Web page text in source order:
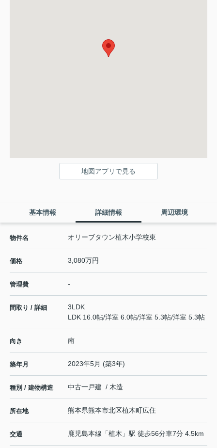
地図アプリで見る
基本情報 詳細情報 周辺環境
物件名 オリーブタウン植木小学校東
価格 3,080万円
管理費 -
間取り / 詳細
3LDK
LDK 16.0帖/洋室 6.0帖/洋室 5.3帖/洋室 5.3帖
向き 南
築年月 2023年5月 (築3年)
種別 / 建物構造 中古一戸建 / 木造
所在地 熊本県熊本市北区植木町広住
交通 鹿児島本線 「植木 」駅 徒歩56分車7分 4.5km